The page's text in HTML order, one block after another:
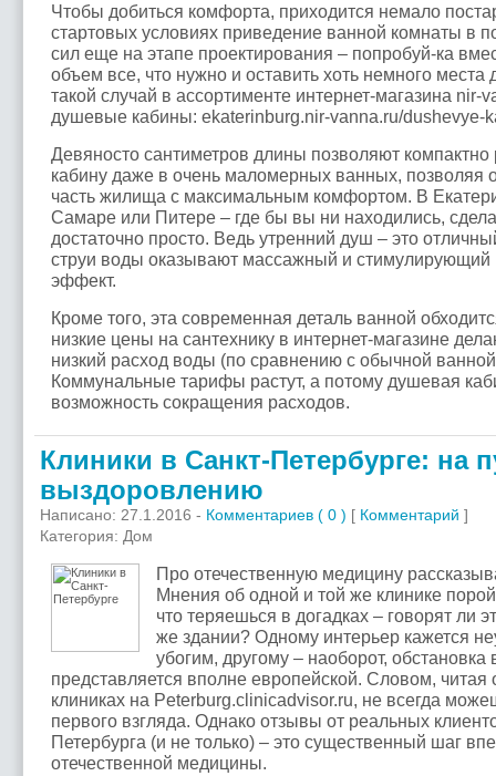
Чтобы добиться комфорта, приходится немало
стартовых условиях приведение ванной комнаты в
сил еще на этапе проектирования – попробуй-ка
объем все, что нужно и оставить хоть немного
такой случай в ассортименте интернет-магазина nir-
душевые кабины: ekaterinburg.nir-vanna.ru/dushevye-
Девяносто сантиметров длины позволяют
кабину даже в очень маломерных ванных, позволяя
часть жилища с максимальным комфортом. В
Самаре или Питере – где бы вы ни находились,
достаточно просто. Ведь утренний душ – это
струи воды оказывают массажный и
эффект.
Кроме того, эта современная деталь ванной
низкие цены на сантехнику в интернет-магазине
низкий расход воды (по сравнению с обычной
Коммунальные тарифы растут, а потому душевая
возможность сокращения расходов.
Клиники в Санкт-Петербурге: на
выздоровлению
Написано: 27.1.2016 - Комментариев ( 0 ) [ Комментарий ]
Категория: Дом
Про отечественную медицину
Мнения об одной и той же клинике
что теряешься в догадках – говорят ли
же здании? Одному интерьер кажется
убогим, другому – наоборот, обстановка
представляется вполне европейской. Словом, читая
клиниках на Peterburg.clinicadvisor.ru, не всегда
первого взгляда. Однако отзывы от реальных
Петербурга (и не только) – это существенный шаг
отечественной медицины.